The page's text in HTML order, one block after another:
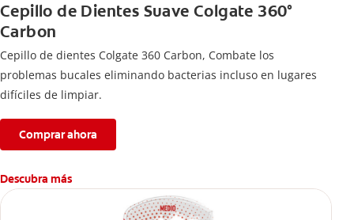
Cepillo de Dientes Suave Colgate 360°
Carbon
Cepillo de dientes Colgate 360 ​​Carbon, Combate los
problemas bucales eliminando bacterias incluso en lugares
difíciles de limpiar.
Comprar ahora
Descubra más